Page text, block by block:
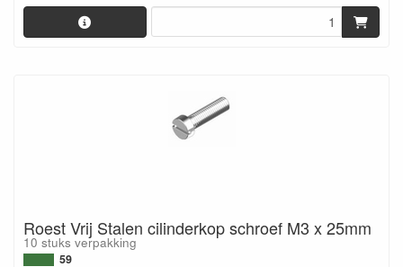
Roest Vrij Stalen cilinderkop schroef M3 x 25mm
10 stuks verpakking
59